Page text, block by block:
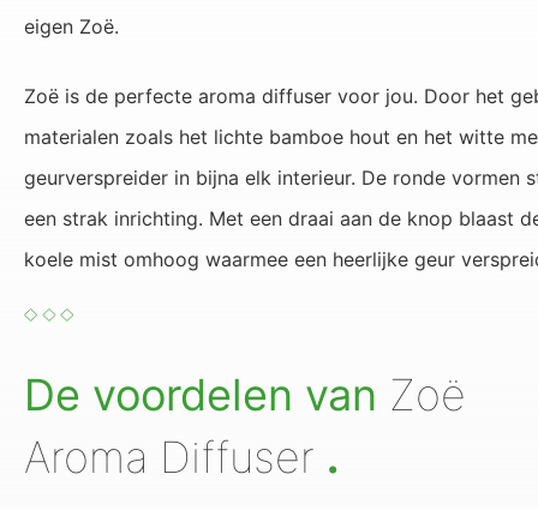
eigen Zoë.
Zoë is de perfecte aroma diffuser voor jou. Door het
materialen zoals het lichte bamboe hout en het witte
geurverspreider in bijna elk interieur. De ronde vormen
een strak inrichting. Met een draai aan de knop blaast
koele mist omhoog waarmee een heerlijke geur
De voordelen van Zoë
Aroma Diffuser.